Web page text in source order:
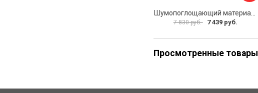
7 830 руб. 7 439 руб.
Просмотренные товары